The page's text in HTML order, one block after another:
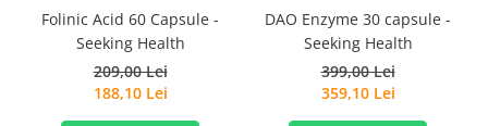
Folinic Acid 60 Capsule -
Seeking Health
209,00 Lei
188,10 Lei
DAO Enzyme 30 capsule -
Seeking Health
399,00 Lei
359,10 Lei